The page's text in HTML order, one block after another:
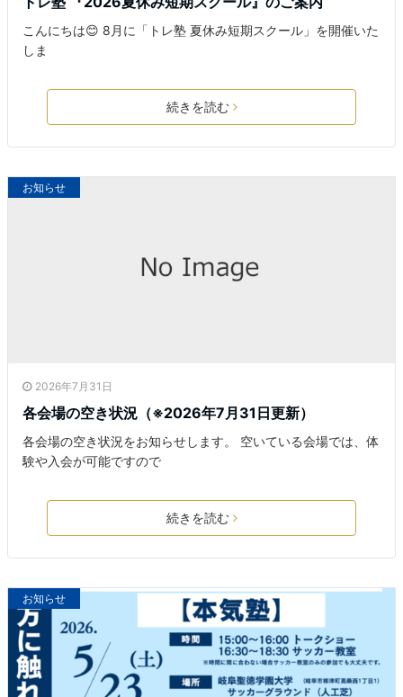
こんにちは😊 8月に「トレ塾 夏休み短期スクール」を開催いた
しま
続きを読む
お知らせ
2026年7月31日
各会場の空き状況（※2026年7月31日更新）
各会場の空き状況をお知らせします。 空いている会場では、体
験や入会が可能ですので
続きを読む
お知らせ